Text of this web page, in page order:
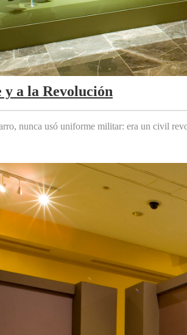
y a la Revolución
nunca usó uniforme militar: era un civil